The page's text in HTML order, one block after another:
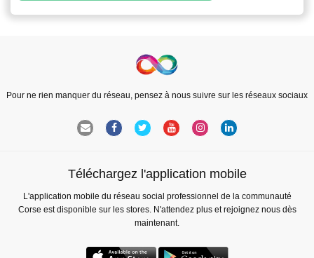
Pour ne rien manquer du réseau, pensez à nous suivre sur les réseaux sociaux
Téléchargez l'application mobile
L'application mobile du réseau social professionnel de la communauté
Corse est disponible sur les stores. N'attendez plus et rejoignez nous dès
maintenant.